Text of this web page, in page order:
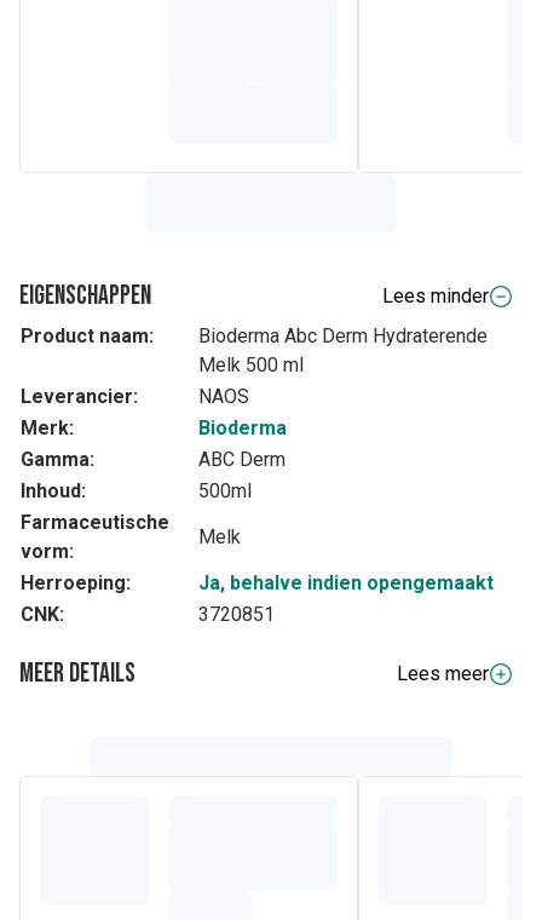
Eigenschappen
Lees minder
Product naam:
Bioderma Abc Derm Hydraterende
Melk 500 ml
Leverancier:
NAOS
Merk:
Bioderma
Gamma:
ABC Derm
Inhoud:
500ml
Farmaceutische
vorm:
Melk
Herroeping:
Ja, behalve indien opengemaakt
CNK:
3720851
Meer details
Lees meer